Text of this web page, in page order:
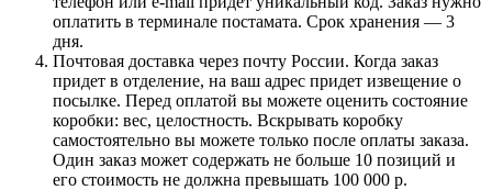
оплатить в терминале постамата. Срок хранения — 3
дня.
Почтовая доставка через почту России. Когда заказ
придет в отделение, на ваш адрес придет извещение о
посылке. Перед оплатой вы можете оценить состояние
коробки: вес, целостность. Вскрывать коробку
самостоятельно вы можете только после оплаты заказа.
Один заказ может содержать не больше 10 позиций и
его стоимость не должна превышать 100 000 р.